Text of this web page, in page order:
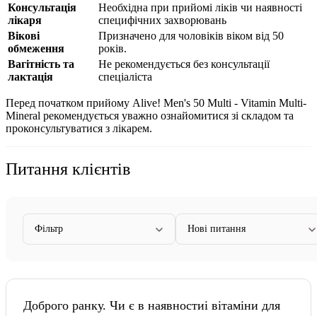
Консультація
лікаря
Необхідна при прийомі ліків чи наявності
специфічних захворювань
Вікові
обмеження
Призначено для чоловіків віком від 50
років.
Вагітність та
лактація
Не рекомендується без консультації
спеціаліста
Перед початком прийому Alive! Men's 50 Multi - Vitamin Multi-
Mineral рекомендується уважно ознайомитися зі складом та
проконсультуватися з лікарем.
Питання клієнтів
Фільтр Нові питання
Доброго ранку. Чи є в наявностиі вітаміни для